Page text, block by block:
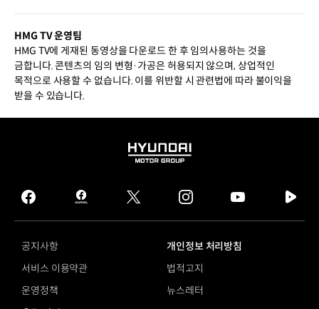
HMG TV 운영팀
HMG TV에 게재된 동영상을 다운로드 한 후 임의사용하는 것을
금합니다. 콘텐츠의 임의 변형·가공은 허용되지 않으며, 상업적인
목적으로 사용할 수 없습니다. 이를 위반할 시 관련법에 따라 불이익을
받을 수 있습니다.
HYUNDAI
GROUP
facebook
hmg
journal
twitter instagram
tv
공지사항
개인정보 처리방침
서비스 이용약관
법적고지
운영정책
뉴스레터